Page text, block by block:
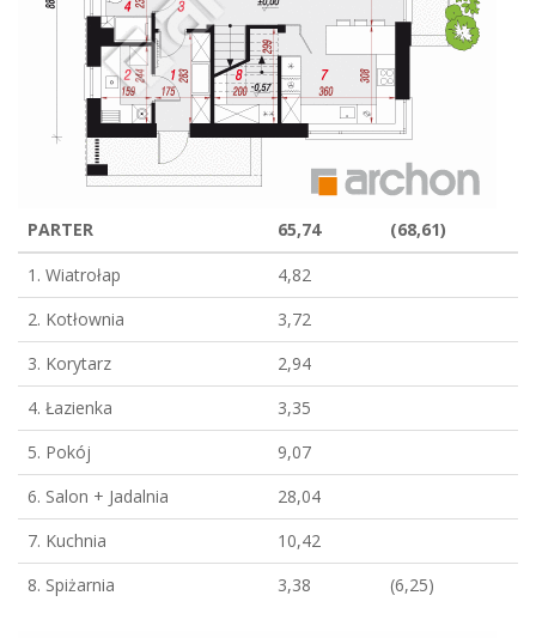
PARTER 65,74
(68,61)
1. Wiatrołap
4,82
2. Kotłownia
3,72
3. Korytarz
2,94
4. Łazienka
3,35
5. Pokój
9,07
6. Salon + Jadalnia
28,04
7. Kuchnia
10,42
8. Spiżarnia
3,38 (6,25)